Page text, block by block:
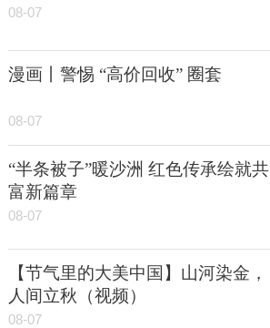
08-07
漫画丨警惕 “高价回收” 圈套
08-07
“半条被子”暖沙洲 红色传承绘就共
富新篇章
08-07
【节气里的大美中国】山河染金，
人间立秋（视频）
08-07